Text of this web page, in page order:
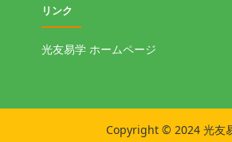
リンク
光友易学 ホームページ
Copyright © 2024 光友